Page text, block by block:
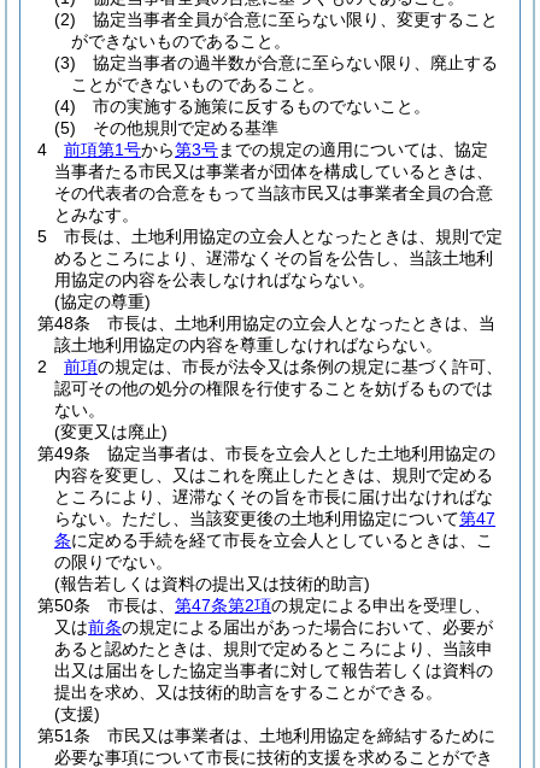
(2)
協定当事者全員が合意に至らない限り、変更すること
ができないものであること。
(3)
協定当事者の過半数が合意に至らない限り、廃止する
ことができないものであること。
(4)
市の実施する施策に反するものでないこと。
(5)
その他規則で定める基準
4
前項第1号から第3号までの規定の適用については、協定
当事者たる市民又は事業者が団体を構成しているときは、
その代表者の合意をもって当該市民又は事業者全員の合意
とみなす。
5
市長は、土地利用協定の立会人となったときは、規則で定
めるところにより、遅滞なくその旨を公告し、当該土地利
用協定の内容を公表しなければならない。
(協定の尊重)
第48条
市長は、土地利用協定の立会人となったときは、当
該土地利用協定の内容を尊重しなければならない。
2
前項の規定は、市長が法令又は条例の規定に基づく許可、
認可その他の処分の権限を行使することを妨げるものでは
ない。
(変更又は廃止)
第49条
協定当事者は、市長を立会人とした土地利用協定の
内容を変更し、又はこれを廃止したときは、規則で定める
ところにより、遅滞なくその旨を市長に届け出なければな
らない。 ただし、当該変更後の土地利用協定について第47
条に定める手続を経て市長を立会人としているときは、こ
の限りでない。
(報告若しくは資料の提出又は技術的助言)
第50条
市長は、 第47条第2項の規定による申出を受理し、
又は前条の規定による届出があった場合において、必要が
あると認めたときは、規則で定めるところにより、当該申
出又は届出をした協定当事者に対して報告若しくは資料の
提出を求め、又は技術的助言をすることができる。
(支援)
第51条
市民又は事業者は、土地利用協定を締結するために
必要な事項について市長に技術的支援を求めることができ